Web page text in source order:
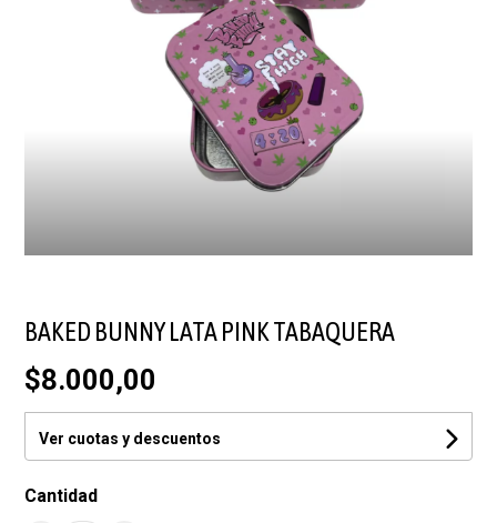
BAKED BUNNY LATA PINK TABAQUERA
$8.000,00
Ver cuotas y descuentos
Cantidad